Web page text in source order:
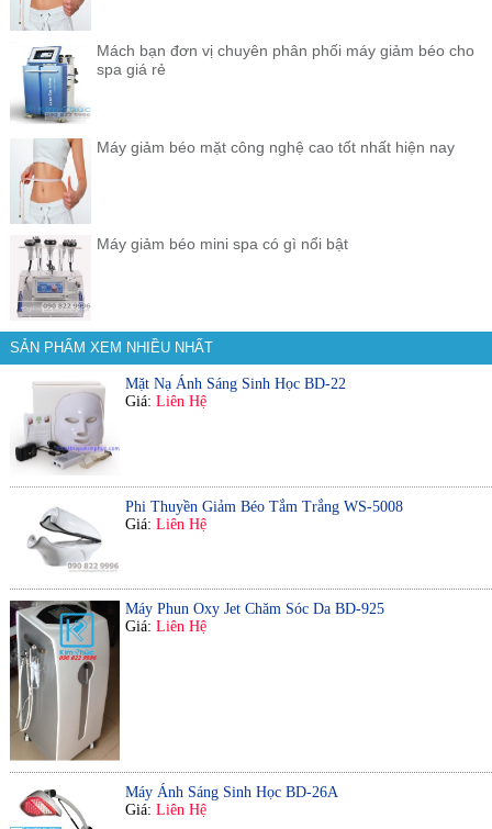
Mách bạn đơn vị chuyên phân phối máy giảm béo cho
spa giá rẻ
Máy giảm béo mặt công nghệ cao tốt nhất hiện nay
Máy giảm béo mini spa có gì nổi bật
SẢN PHẨM XEM NHIỀU NHẤT
Mặt Nạ Ánh Sáng Sinh Học BD-22
Giá: Liên Hệ
Phi Thuyền Giảm Béo Tắm Trắng WS-5008
Giá: Liên Hệ
Máy Phun Oxy Jet Chăm Sóc Da BD-925
Giá: Liên Hệ
Máy Ánh Sáng Sinh Học BD-26A
Giá: Liên Hệ